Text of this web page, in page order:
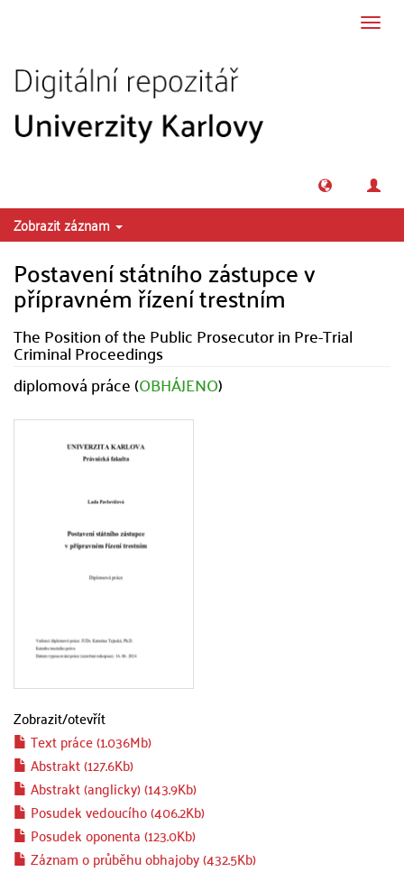
Zobrazit záznam
Postavení státního zástupce v
přípravném řízení trestním
The Position of the Public Prosecutor in Pre-Trial
Criminal Proceedings
diplomová práce (OBHÁJENO)
Zobrazit/otevřít
Text práce (1.036Mb)
Abstrakt (127.6Kb)
Abstrakt (anglicky) (143.9Kb)
Posudek vedoucího (406.2Kb)
Posudek oponenta (123.0Kb)
Záznam o průběhu obhajoby (432.5Kb)